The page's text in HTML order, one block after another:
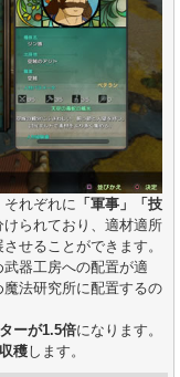
れぞれに 「軍事」「技
られており、適材適所
せることができます。
器工房への配置が適
法研究所に配置するの
ーが1.5倍になります。
穫します。